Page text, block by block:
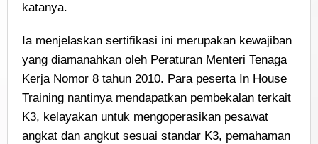
katanya.
Ia menjelaskan sertifikasi ini merupakan kewajiban
yang diamanahkan oleh Peraturan Menteri Tenaga
Kerja Nomor 8 tahun 2010. Para peserta In House
Training nantinya mendapatkan pembekalan terkait
K3, kelayakan untuk mengoperasikan pesawat
angkat dan angkut sesuai standar K3, pemahaman